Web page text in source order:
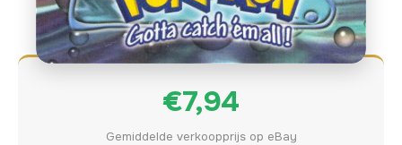
Actuele marktprijs
€7,94
Gemiddelde verkoopprijs op eBay